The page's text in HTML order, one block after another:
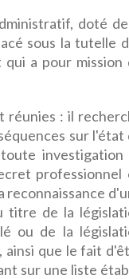
doté
sous la tutelle
a pour mission
réunies : il
sur l'état
investigation
professionnel
reconnaissance
titre de la
ou de la
ainsi que le fait
sur une liste